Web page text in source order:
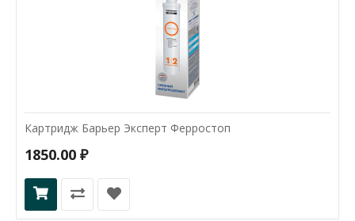
Картридж Барьер Эксперт Ферростоп
1850.00 ₽